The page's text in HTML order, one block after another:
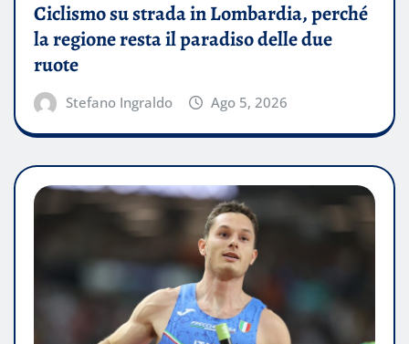
Ciclismo su strada in Lombardia, perché
la regione resta il paradiso delle due
ruote
Stefano Ingraldo Ago 5, 2026